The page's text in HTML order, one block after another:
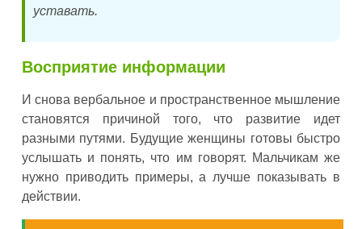
уставать.
Восприятие информации
И снова вербальное и пространственное мышление
становятся причиной того, что развитие идет
разными путями. Будущие женщины готовы быстро
услышать и понять, что им говорят. Мальчикам же
нужно приводить примеры, а лучше показывать в
действии.